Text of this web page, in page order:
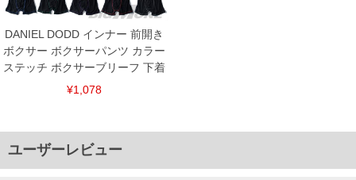
DANIEL DODD インナー 前開き
ボクサー ボクサーパンツ カラー
ステッチ ボクサーブリーフ 下着
¥1,078
ユーザーレビュー